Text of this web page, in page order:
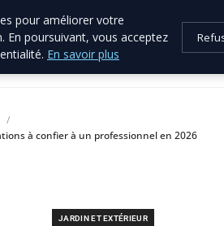
à confier à un professionnel en 2026
JARDIN ET EXTÉRIEUR
pour améliorer votre
En poursuivant, vous acceptez
En savoir plus